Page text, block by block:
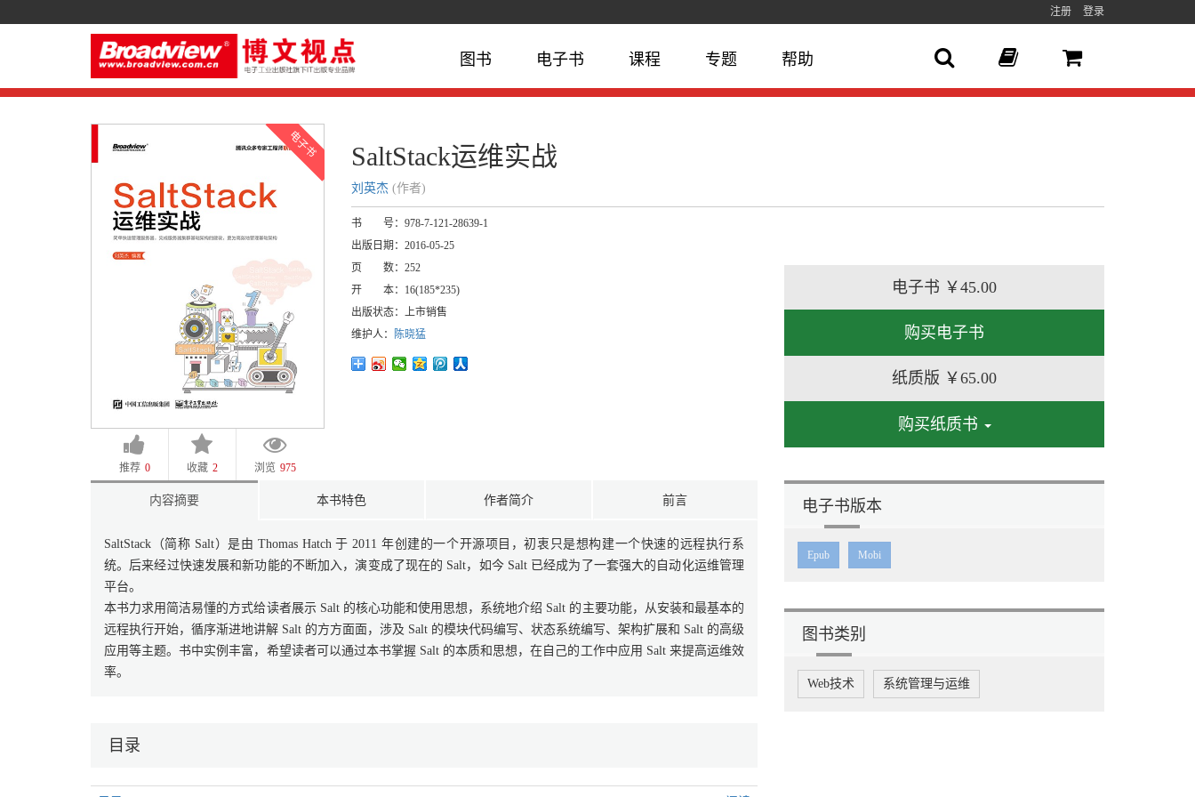
注册 登录
图书 电子书 课程 专题 帮助
推荐 0 收藏 2 浏览 975
SaltStack运维实战
刘英杰 (作者)
书 号： 978-7-121-28639-1
出版日期： 2016-05-25
页 数： 252
开 本：
16(185*235)
出版状态： 上市销售
维护人：
陈晓猛
电子书 ￥45.00
购买电子书
纸质版 ￥65.00
购买纸质书
内容摘要 本书特色 作者简介 前言
SaltStack（简称 Salt）是由 Thomas Hatch 于 2011 年创建的一个开源项目，初衷只是想构建一个快速的远程执行系
统。后来经过快速发展和新功能的不断加入，演变成了现在的 Salt，如今 Salt 已经成为了一套强大的自动化运维管理
平台。
本书力求用简洁易懂的方式给读者展示 Salt 的核心功能和使用思想，系统地介绍 Salt 的主要功能，从安装和最基本的
远程执行开始，循序渐进地讲解 Salt 的方方面面，涉及 Salt 的模块代码编写、状态系统编写、架构扩展和 Salt 的高级
应用等主题。书中实例丰富，希望读者可以通过本书掌握 Salt 的本质和思想，在自己的工作中应用 Salt 来提高运维效
率。
目录
电子书版本
Epub Mobi
图书类别
Web技术 系统管理与运维